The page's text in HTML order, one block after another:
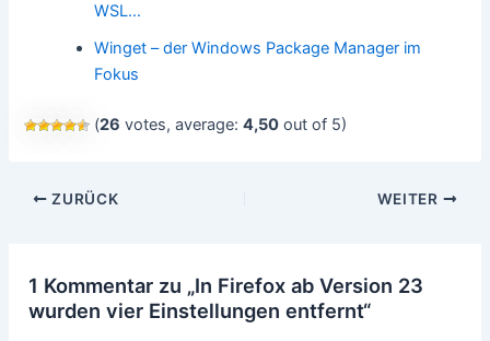
WSL…
Winget – der Windows Package Manager im
Fokus
(26 votes, average:4,50 out of 5)
Beitragsnavigation
ZURÜCK WEITER
1 Kommentar zu „In Firefox ab Version 23
wurden vier Einstellungen entfernt“